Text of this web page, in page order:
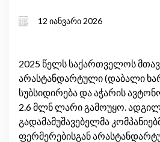
12 იანვარი 2026
2025 წელს საქართველოს
არასტანდარტული (დაბალი
სუბსიდირება და აჭარის
2.6 მლნ ლარი გამოუყო.
გადამამუშავებელმა
ფერმერებისგან